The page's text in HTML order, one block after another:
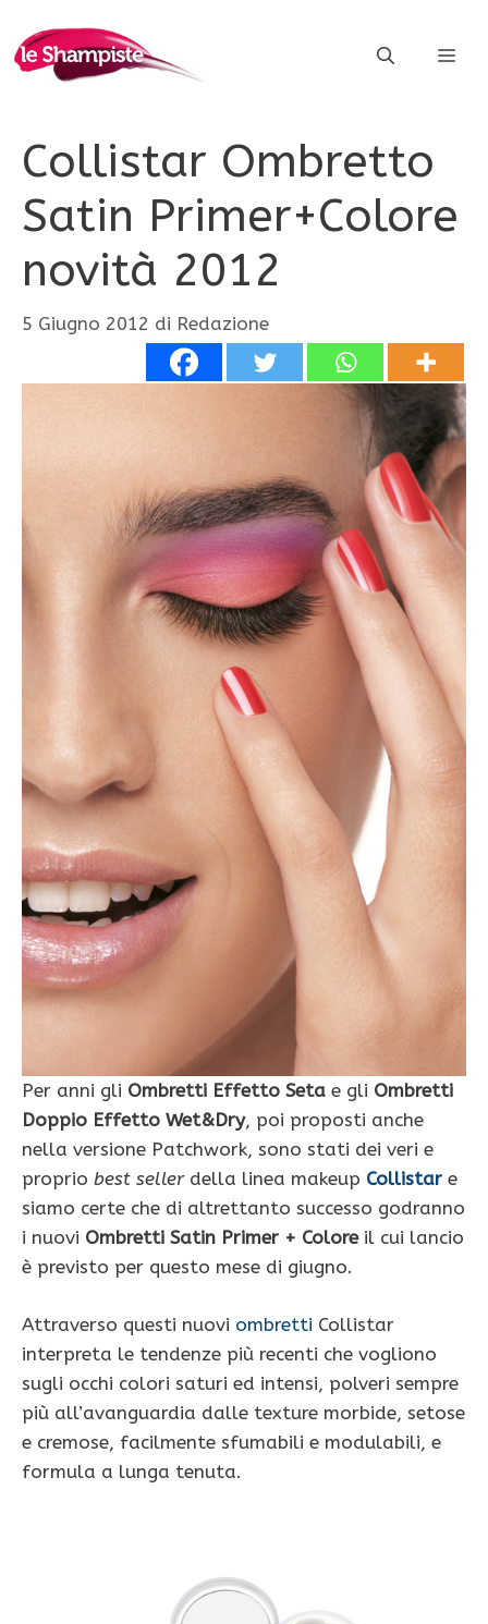
contenuto
Collistar Ombretto
Satin Primer+Colore
novità 2012
5 Giugno 2012 di Redazione
Per anni gli Ombretti Effetto Seta e gli Ombretti
Doppio Effetto Wet&Dry, poi proposti anche
nella versione Patchwork, sono stati dei veri e
proprio best sellerdella linea makeup Collistar e
siamo certe che di altrettanto successo godranno
i nuovi Ombretti Satin Primer + Coloreil cui lancio
è previsto per questo mese di giugno.
Attraverso questi nuovi ombretti Collistar
interpreta le tendenze più recenti che vogliono
sugli occhi colori saturi ed intensi, polveri sempre
più all’avanguardia dalle texture morbide, setose
e cremose, facilmente sfumabili e modulabili, e
formula a lunga tenuta.